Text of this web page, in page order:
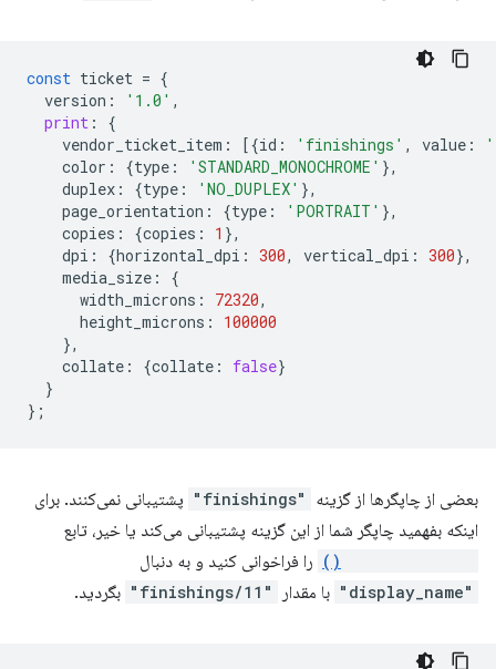
const ticket = {
version : '1.0' ,
print :
{
vendor_ticket_item : [{id : 'finishings' , value :
color : {type : 'STANDARD_MONOCHROME' },
duplex : {type : 'NO_DUPLEX' },
page_orientation : {type : 'PORTRAIT' },
copies : {copies : 1 },
dpi : {horizontal_dpi : 300, vertical_dpi : 300},
media_size :
{
width_microns : 72320,
height_microns :
100000
},
collate : {collate : false}
}
};
بعضی از چاپگرها از گزینه "finishings"
پشتیبانی نمی‌کنند. برای
اینکه بفهمید چاپگر شما از این گزینه پشتیبانی می‌کند یا خیر، تابع
را فراخوانی کنید و به دنبال
"display_name" با مقدار "finishings/11" بگردید.